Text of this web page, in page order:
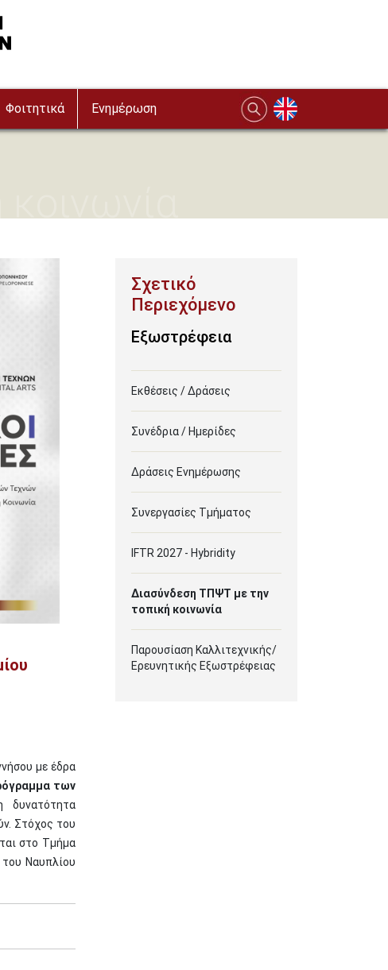
Φοιτητικά Ενημέρωση
με έδρα
των
Στόχος του
στο Τμήμα
Ναυπλίου
Εξωστρέφεια
Εκθέσεις / Δράσεις
Συνέδρια / Ημερίδες
Δράσεις Ενημέρωσης
Συνεργασίες Τμήματος
IFTR 2027 - Hybridity
Διασύνδεση ΤΠΨΤ με την
τοπική κοινωνία
Παρουσίαση Καλλιτεχνικής/
Ερευνητικής Εξωστρέφειας